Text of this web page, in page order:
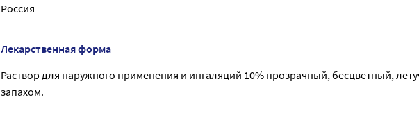
Россия
Лекарственная форма
Раствор для наружного применения и ингаляций 10% прозрачный, бесцветный,
запахом.